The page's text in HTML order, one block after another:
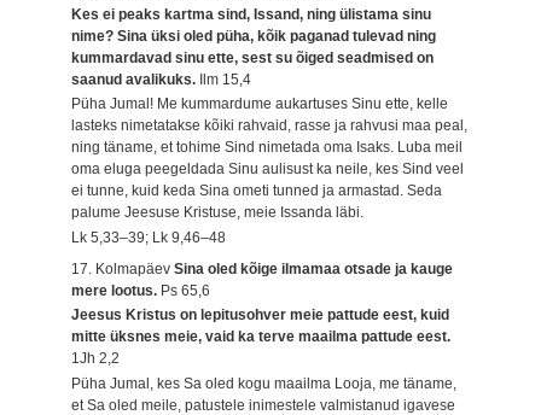
Kes ei peaks kartma sind, Issand, ning ülistama sinu
nime? Sina üksi oled püha, kõik paganad tulevad ning
kummardavad sinu ette, sest su õiged seadmised on
saanud avalikuks. Ilm 15,4
Püha Jumal! Me kummardume aukartuses Sinu ette, kelle
lasteks nimetatakse kõiki rahvaid, rasse ja rahvusi maa peal,
ning täname, et tohime Sind nimetada oma Isaks. Luba meil
oma eluga peegeldada Sinu aulisust ka neile, kes Sind veel
ei tunne, kuid keda Sina ometi tunned ja armastad. Seda
palume Jeesuse Kristuse, meie Issanda läbi.
Lk 5,33–39; Lk 9,46–48
17. KolmapäevSina oled kõige ilmamaa otsade ja kauge
mere lootus. Ps 65,6
Jeesus Kristus on lepitusohver meie pattude eest, kuid
mitte üksnes meie, vaid ka terve maailma pattude eest.
1Jh 2,2
Püha Jumal, kes Sa oled kogu maailma Looja, me täname,
et Sa oled meile, patustele inimestele valmistanud igavese